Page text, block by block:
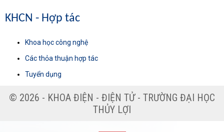
KHCN - Hợp tác
Khoa học công nghệ
Các thỏa thuận hợp tác
Tuyển dụng
© 2026 - KHOA ĐIỆN - ĐIỆN TỬ - TRƯỜNG ĐẠI HỌC
THỦY LỢI